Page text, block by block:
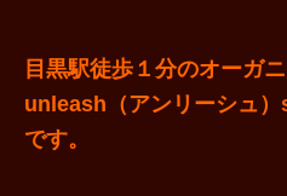
目黒駅徒歩１分のオーガ
unleash（アンリーシュ
です。